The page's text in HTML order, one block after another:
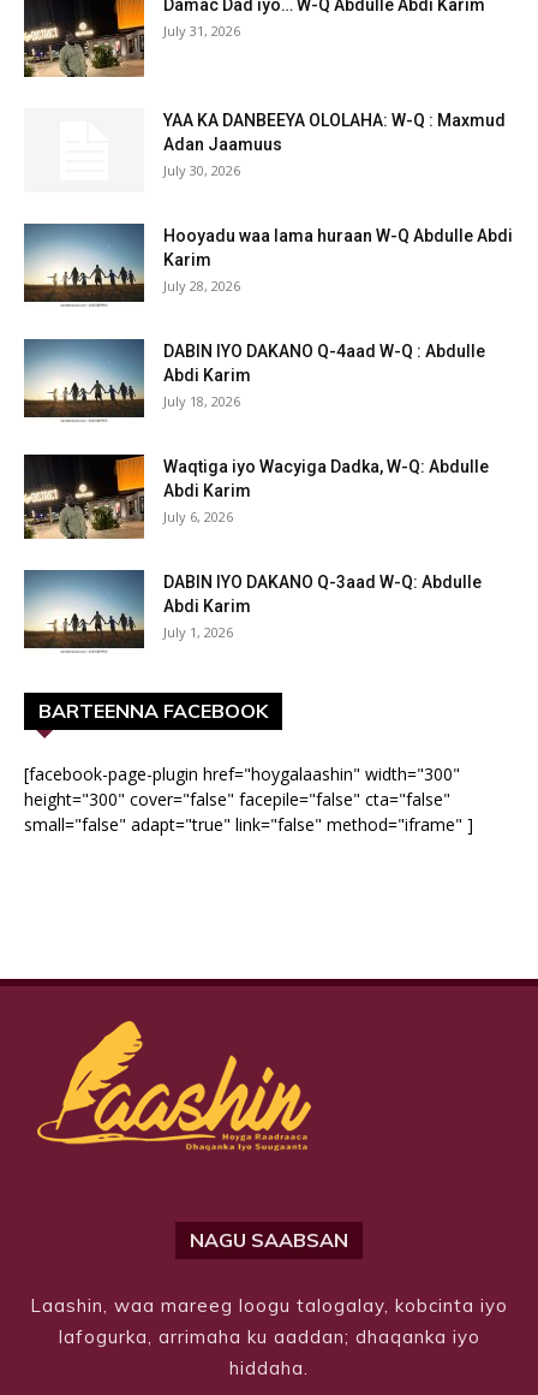
Damac Dad iyo… W-Q Abdulle Abdi Karim
July 31, 2026
YAA KA DANBEEYA OLOLAHA: W-Q : Maxmud
Adan Jaamuus
July 30, 2026
Hooyadu waa lama huraan W-Q Abdulle Abdi
Karim
July 28, 2026
DABIN IYO DAKANO Q-4aad W-Q : Abdulle
Abdi Karim
July 18, 2026
Waqtiga iyo Wacyiga Dadka, W-Q: Abdulle
Abdi Karim
July 6, 2026
DABIN IYO DAKANO Q-3aad W-Q: Abdulle
Abdi Karim
July 1, 2026
BARTEENNA FACEBOOK
[facebook-page-plugin href="hoygalaashin" width="300"
height="300" cover="false" facepile="false" cta="false"
small="false" adapt="true" link="false" method="iframe" ]
NAGU SAABSAN
Laashin, waa mareeg loogu talogalay, kobcinta iyo
lafogurka, arrimaha ku aaddan; dhaqanka iyo
hiddaha.